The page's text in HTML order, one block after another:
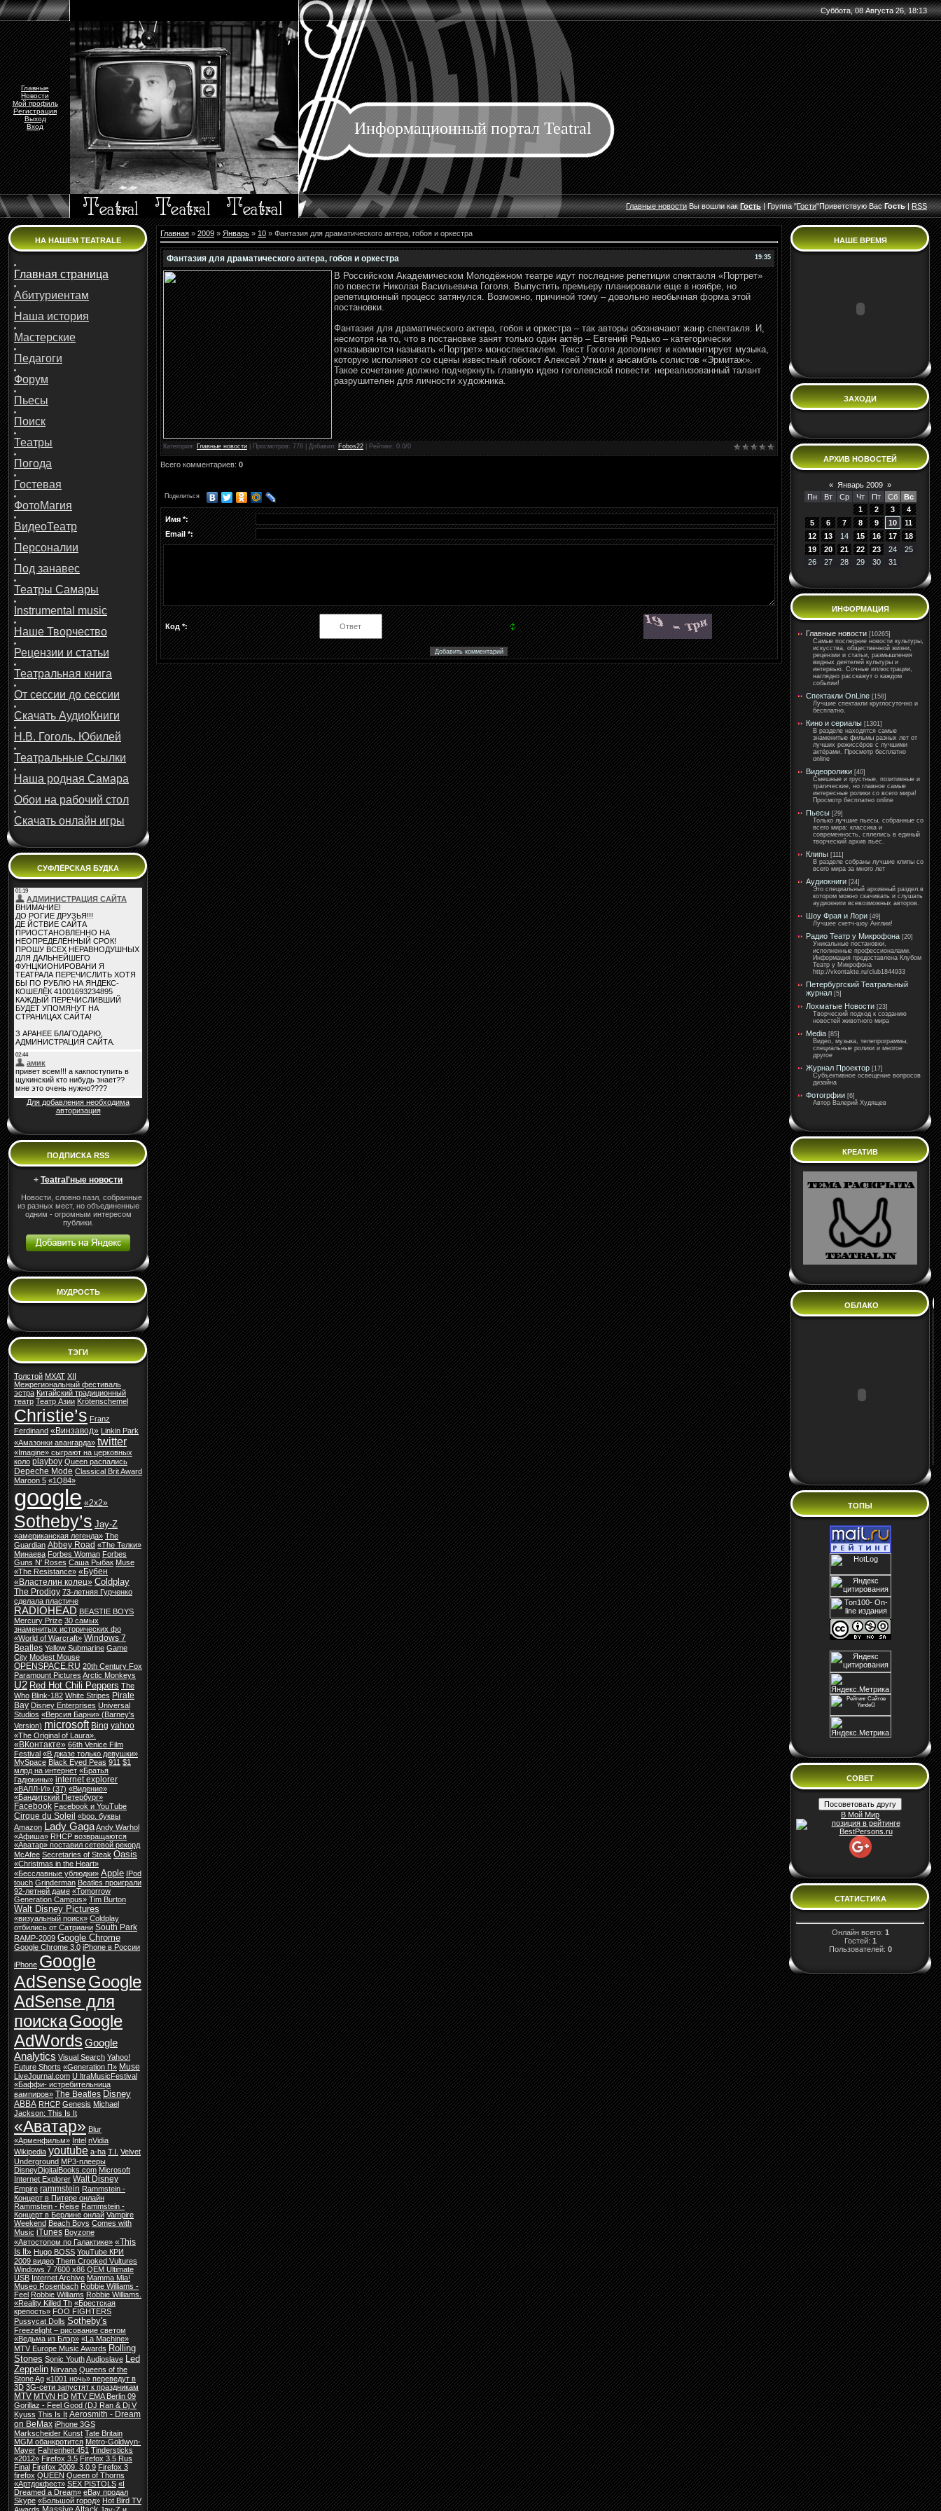
Суббота, 08 Августа 26, 18:13
Главные
Новости
Мой профиль
Регистрация
Выход
Вход
Информационный портал Teatral
ГлавныеновостиВы вошли как Гость|Группа"Гости"Приветствую Вас Гость |RSS
НА НАШЕМ TEATRALE
Главная страница
Абитуриентам
Наша история
Мастерские
Педагоги
Форум
Пьесы
Поиск
Театры
Погода
Гостевая
ФотоМагия
ВидеоТеатр
Персоналии
Под занавес
Театры Самары
Instrumental music
Наше Творчество
Рецензии и статьи
Театральная книга
От сессии до сессии
Скачать АудиоКниги
Н.В. Гоголь. Юбилей
Театральные Ссылки
Наша родная Самара
Обои на рабочий стол
Скачать онлайн игры
СУФЛЁРСКАЯ БУДКА
Для добавления необходима
авторизация
ПОДПИСКА RSS
+ Teatral'ные новости
Новости, словно пазл, собранные
из разных мест, но объединенные
одним - огромным интересом
публики.
МУДРОСТЬ
ТЭГИ
Толстой МХАТ XII
Межрегиональный фестиваль
эстра Китайский традиционный
театр Театр Азии Krötenschemel
Christie’s Franz
Ferdinand «Винзавод» Linkin Park
«Амазонки авангарда» twitter
«Imagine» сыграют на церковных
коло playboy Queen распались
Depeche Mode Classical Brit Award
Maroon 5 «1Q84»
google «2х2»
Sotheby’s Jay-Z
«американская легенда» The
Guardian Abbey Road «The Телки»
Минаева Forbes Woman Forbes
Guns N' Roses Cаша Рыбак Muse
«The Resistance» «Бубен
«Властелин колец» Coldplay
The Prodigy 73-летняя Гурченко
сделала пластиче
RADIOHEAD BEASTIE BOYS
Mercury Prize 30 самых
знаменитых исторических фо
«World of Warcraft» Windows 7
Beatles Yellow Submarine Game
City Modest Mouse
OPENSPACE.RU 20th Century Fox
Paramount Pictures Arctic Monkeys
U2 Red Hot Chili Peppers The
Who Blink-182 White Stripes Pirate
Bay Disney Enterprises Universal
Studios «Версия Барни» (Barney's
Version) microsoft Bing yahoo
«The Original of Laura».
«ВКонтакте» 66th Venice Film
Festival «В джазе только девушки»
MySpace Black Eyed Peas 911 $1
млрд на интернет «Братья
Гадюкины» internet explorer
«ВАЛЛ-И» (37) «Видение»
«Бандитский Петербург»
Facebook Facebook и YouTube
Cirque du Soleil «boo. буквы
Amazon Lady GagaAndy Warhol
«Афиша» RHCP возвращаются
«Аватар» поставил сетевой рекорд
McAfee Secretaries of Steak Oasis
«Christmas in the Heart»
«Бесславные ублюдки» Apple IPod
touch Grinderman Beatles проиграли
92-летней даме «Tomorrow
Generation Campus» Tim Burton
Walt Disney Pictures
«визуальный поиск» Coldplay
отбились от Сатриани South Park
RAMP-2009 Google Chrome
Google Chrome 3.0 iPhone в России
iPhone Google
AdSenseGoogle
AdSense для
поискаGoogle
AdWords Google
Analytics Visual Search Yahoo!
Future Shorts «Generation П» Muse
LiveJournal.com U ltraMusicFestival
«Баффи- истребительница
вампиров» The Beatles Disney
ABBA RHCP Genesis Michael
Jackson: This Is It
«Аватар» Blur
«Арменфильм» Intel nVidia
Wikipedia youtube a-ha T.I. Velvet
Underground MP3-плееры
DisneyDigitalBooks.com Microsoft
Internet Explorer Walt Disney
Empire rammstein Rammstein -
Концерт в Питере онлайн
Rammstein - Reise Rammstein -
Концерт в Берлине онлай Vampire
Weekend Beach Boys Comes with
Music iTunes Boyzone
«Автостопом по Галактике» «This
Is It» Hugo BOSS YouTube КРИ
2009 видео Them Crooked Vultures
Windows 7 7600 x86 QEM Ultimate
USB Internet Archive Mamma Mia!
Museo Rosenbach Robbie Williams -
Feel Robbie Williams Robbie Williams.
«Reality Killed Th «Брестская
крепость» FOO FIGHTERS
Pussycat Dolls Sotheby's
Freezelight – рисование светом
«Ведьма из Блэр» «La Machine»
MTV Europe Music Awards Rolling
Stones Sonic YouthAudioslave Led
Zeppelin Nirvana Queens of the
Stone Ag «1001 ночь» переведут в
3D 3G-сети запустят к праздникам
MTV MTVN HD MTV EMA Berlin 09
Gorillaz - Feel Good (DJ Ran & Dj V
Kyuss This Is It Aerosmith - Dream
on BeMax iPhone 3GS
Markscheider Kunst Tate Britain
MGM обанкротится Metro-Goldwyn-
Mayer Fahrenheit 451 Tindersticks
«2012» Firefox 3.5 Firefox 3.5 Rus
Final Firefox 2009. 3.0.9 Firefox 3
firefox QUEEN Queen of Thorns
«Артдокфест» SEX PISTOLS «I
Dreamed a Dream» eBay продал
Skype «Большой город» Hot Bird TV
Главная » 2009 » Январь » 10 » Фантазия для драматического актера, гобоя и оркестра
19:35
Фантазия для драматического актера, гобоя и оркестра
В Российском Академическом Молодёжном театре идут последние репетиции спектакля «Портрет»
по повести Николая Васильевича Гоголя. Выпустить премьеру планировали еще в ноябре, но
репетиционный процесс затянулся. Возможно, причиной тому – довольно необычная форма этой
постановки.
Фантазия для драматического актера, гобоя и оркестра – так авторы обозначают жанр спектакля. И,
несмотря на то, что в постановке занят только один актёр – Евгений Редько – категорически
отказываются называть «Портрет» моноспектаклем. Текст Гоголя дополняет и комментирует музыка,
которую исполняют со сцены известный гобоист Алексей Уткин и ансамбль солистов «Эрмитаж».
Такое сочетание должно подчеркнуть главную идею гоголевской повести: нереализованный талант
разрушителен для личности художника.
Категория : Главные новости Просмотров: 778 | Добавил: Fobos22 Рейтинг: 0.0/0
Всего комментариев: 0
Поделиться
Имя *:
Email *:
Код *:
НАШЕ ВРЕМЯ
ЗАХОДИ
АРХИВ НОВОСТЕЙ
« Январь 2009 »
Пн
Вт Ср Чт Пт Сб
Вс
1
2 3
4
5
6 7 8 9 10
11
12
13 14 15 16 17
18
19
20 21 22 23 24
25
26
27 28 29 30 31
ИНФОРМАЦИЯ
Главные новости [10265]
Самые последние новости культуры,
искусства, общественной жизни,
рецензии и статьи, размышления
видных деятелей культуры и
интервью. Сочные иллюстрации,
наглядно расскажут о каждом
событии!
Спектакли OnLine [158]
Лучшие спектакли круглосуточно и
бесплатно.
Кино и сериалы [1301]
В разделе находятся самые
знаменитые фильмы разных лет от
лучших режиссёров с лучшими
актёрами. Просмотр бесплатно
online
Видеоролики [40]
Смешные и грустные, позитивные и
трагические, но главное самые
интересные ролики со всего мира!
Просмотр бесплатно online
Пьесы [29]
Только лучшие пьесы, собранные со
всего мира: классика и
современность, сплелись в единый
творческий архив пьес.
Клипы [111]
В разделе собраны лучшие клипы со
всего мира за много лет
Аудиокниги [24]
Это специальный архивный раздел.в
котором можно скачивать и слушать
аудиокниги всевозможных авторов.
Шоу Фрая и Лори [49]
Лучшее скетч-шоу Англии!
Радио Театр у Микрофона [20]
Уникальные постановки,
исполненные профессионалами.
Информация предоставлена Клубом
Театр у Микрофона
http://vkontakte.ru/club1844933
Петербургский Театральный
журнал [5]
Лохматые Новости [23]
Творческий подход к созданию
новостей животного мира
Media [85]
Видео, музыка, телепрограммы,
специальные ролики и многое
другое
Журнал Проектор [17]
Субъективное освещение вопросов
дизайна
Фотогрфии [6]
Автор Валерий Худящев
КРЕАТИВ
ОБЛАКО
ТОПЫ
СОВЕТ
В Мой Мир
СТАТИСТИКА
Онлайн всего: 1
Гостей: 1
Пользователей: 0